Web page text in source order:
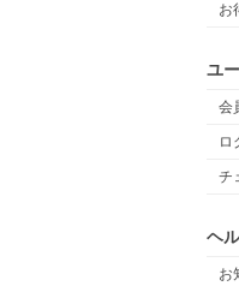
お
ユ
会
ロ
チ
ヘ
お